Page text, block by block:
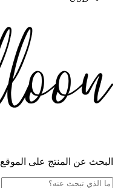
البحث عن المنتج على الموقع